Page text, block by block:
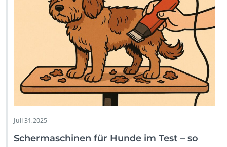
Juli 31,2025
Schermaschinen für Hunde im Test – so